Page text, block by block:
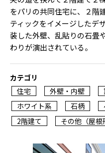
をパリの共同住宅に、２階
ティックをイメージしたデ
装した外壁、乱貼りの石畳
わりが演出されている。
カテゴリ
住宅
外壁・内壁
ホワイト系
石柄
2階建て
その他（屋根